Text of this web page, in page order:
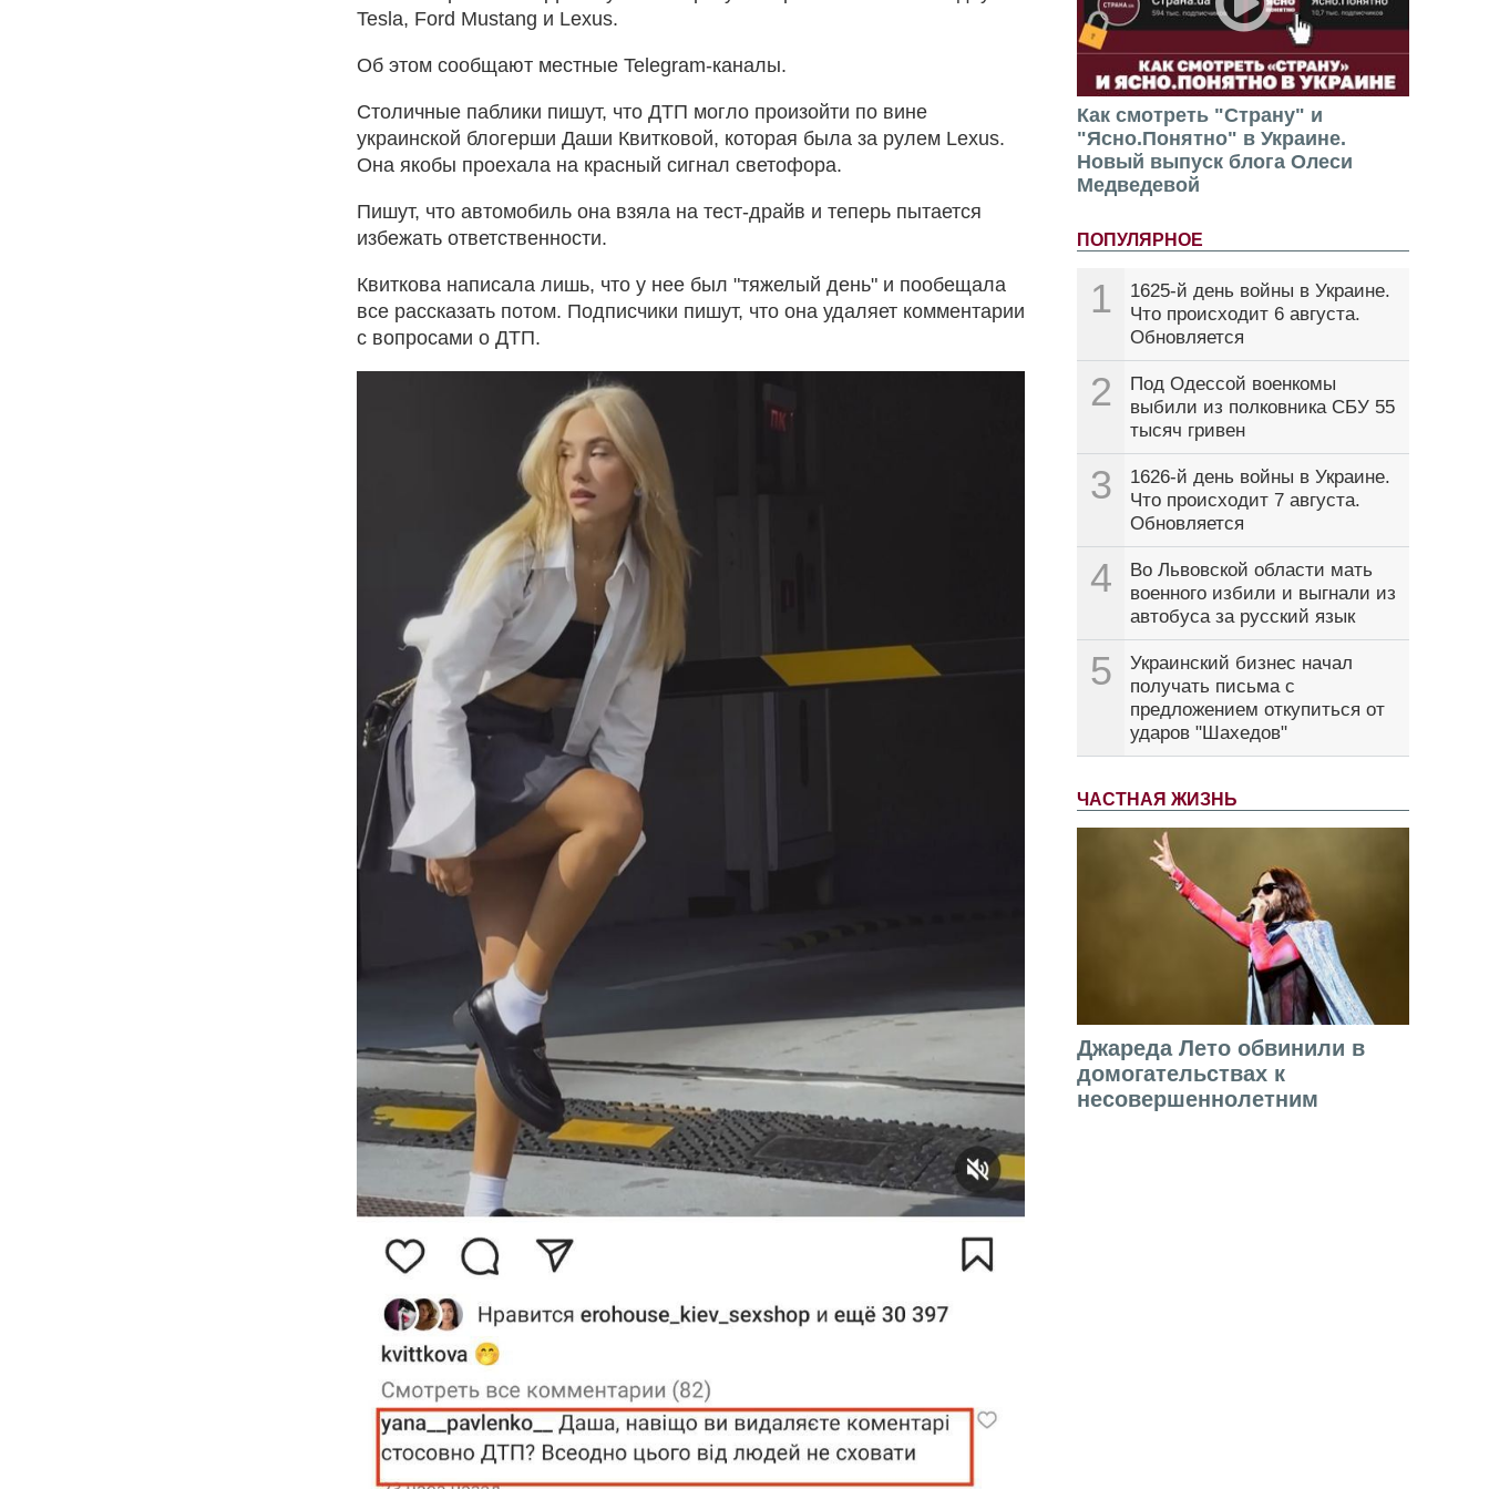
Как смотреть "Страну" и
"Ясно.Понятно" в Украине.
Новый выпуск блога Олеси
Медведевой
ПОПУЛЯРНОЕ
1
1625-й день войны в Украине.
Что происходит 6 августа.
Обновляется
2
Под Одессой военкомы
выбили из полковника СБУ 55
тысяч гривен
3
1626-й день войны в Украине.
Что происходит 7 августа.
Обновляется
4
Во Львовской области мать
военного избили и выгнали из
автобуса за русский язык
5
Украинский бизнес начал
получать письма с
предложением откупиться от
ударов "Шахедов"
ЧАСТНАЯ ЖИЗНЬ
Джареда Лето обвинили в
домогательствах к
несовершеннолетним
Tesla, Ford Mustang и Lexus.
Об этом сообщают местные Telegram-каналы.
Столичные паблики пишут, что ДТП могло произойти по вине
украинской блогерши Даши Квитковой, которая была за рулем Lexus.
Она якобы проехала на красный сигнал светофора.
Пишут, что автомобиль она взяла на тест-драйв и теперь пытается
избежать ответственности.
Квиткова написала лишь, что у нее был "тяжелый день" и пообещала
все рассказать потом. Подписчики пишут, что она удаляет комментарии
с вопросами о ДТП.